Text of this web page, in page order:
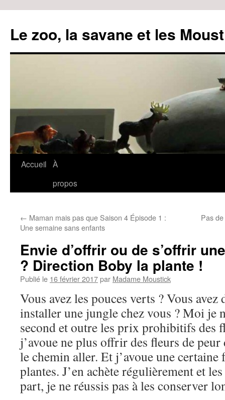
Le zoo, la savane et les
Aller
Accueil À
propos
← Maman mais pas que Saison 4 Épisode 1 :
Une semaine sans enfants
Pas
Envie d’offrir ou de s’offrir
? Direction Boby la plante !
Publié le 16 février 2017par Madame Moustick
Vous avez les pouces verts ? Vous avez
installer une jungle chez vous ? Moi je
second et outre les prix prohibitifs des
j’avoue ne plus offrir des fleurs de
le chemin aller. Et j’avoue une certaine
plantes. J’en achète régulièrement et
part, je ne réussis pas à les conserver